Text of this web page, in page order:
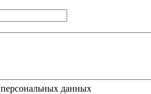
данных